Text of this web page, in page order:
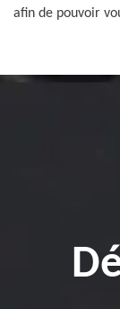
afin de pouvoir